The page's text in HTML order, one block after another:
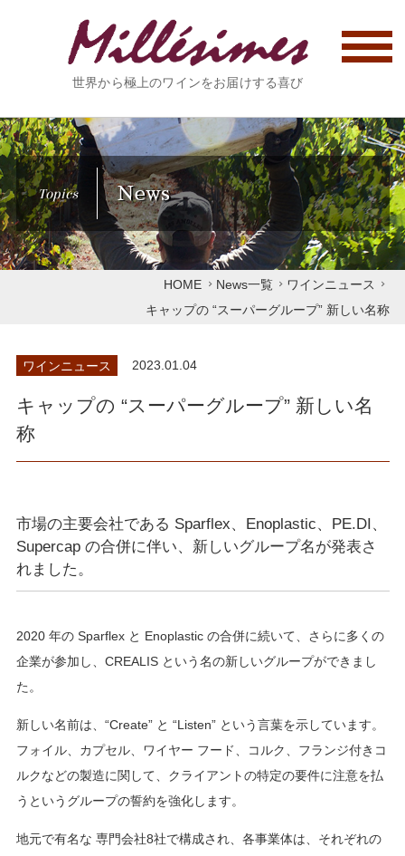
世界から極上のワインをお届けする喜び
Topics News
HOME News一覧
ワインニュース
キャップの “スーパーグループ” 新しい名称
ワインニュース 2023.01.04
キャップの “スーパーグループ” 新しい名
称
市場の主要会社である Sparflex、Enoplastic、PE.DI、
Supercap の合併に伴い、新しいグループ名が発表さ
れました。
2020 年の Sparflex と Enoplastic の合併に続いて、さらに多くの
企業が参加し、CREALIS という名の新しいグループができまし
た。
新しい名前は、“Create” と “Listen” という言葉を示しています。
フォイル、カプセル、ワイヤー フード、コルク、フランジ付きコ
ルクなどの製造に関して、クライアントの特定の要件に注意を払
うというグループの誓約を強化します。
地元で有名な 専門会社8社で構成され、各事業体は、それぞれの